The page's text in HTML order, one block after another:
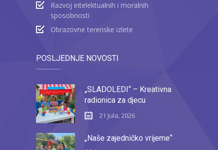
Razvoj intelektualnih i moralnih
sposobnosti
Obrazovne terenske izlete
POSLJEDNJE NOVOSTI
„SLADOLEDI“ – Kreativna
radionica za djecu
21 Jula, 2026
„Naše zajedničko vrijeme“